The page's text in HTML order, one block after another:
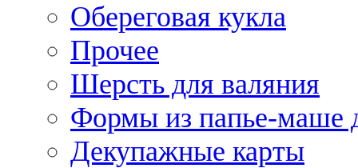
Обереговая кукла
Прочее
Шерсть для валяния
Формы из папье-маше
Декупажные карты